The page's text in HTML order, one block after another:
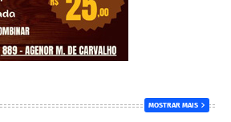
MOSTRAR MAIS